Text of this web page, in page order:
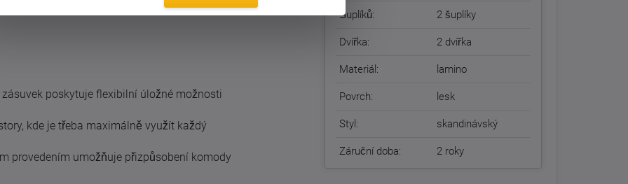
poskytuje flexibilní úložné možnosti
kde je třeba maximálně využít každý
provedením umožňuje přizpůsobení komody
Šuplíků: 2 šuplíky
Dvířka: 2 dvířka
Materiál: lamino
Povrch: lesk
Styl: skandinávský
Záruční doba: 2 roky